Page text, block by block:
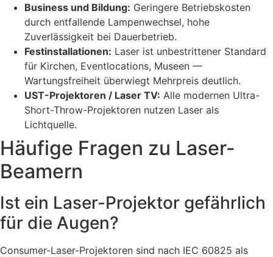
Business und Bildung: Geringere Betriebskosten
durch entfallende Lampenwechsel, hohe
Zuverlässigkeit bei Dauerbetrieb.
Festinstallationen: Laser ist unbestrittener Standard
für Kirchen, Eventlocations, Museen —
Wartungsfreiheit überwiegt Mehrpreis deutlich.
UST-Projektoren / Laser TV: Alle modernen Ultra-
Short-Throw-Projektoren nutzen Laser als
Lichtquelle.
Häufige Fragen zu Laser-
Beamern
Ist ein Laser-Projektor gefährlich
für die Augen?
Consumer-Laser-Projektoren sind nach IEC 60825 als